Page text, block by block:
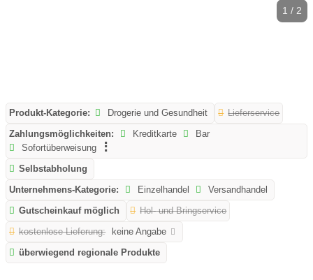
1 / 2
Produkt-Kategorie: Drogerie und Gesundheit
Lieferservice
Zahlungsmöglichkeiten:
Kreditkarte
Bar
Sofortüberweisung
Selbstabholung
Unternehmens-Kategorie:
Einzelhandel
Versandhandel
Gutscheinkauf möglich
Hol- und Bringservice
kostenlose Lieferung:
keine Angabe
überwiegend regionale Produkte